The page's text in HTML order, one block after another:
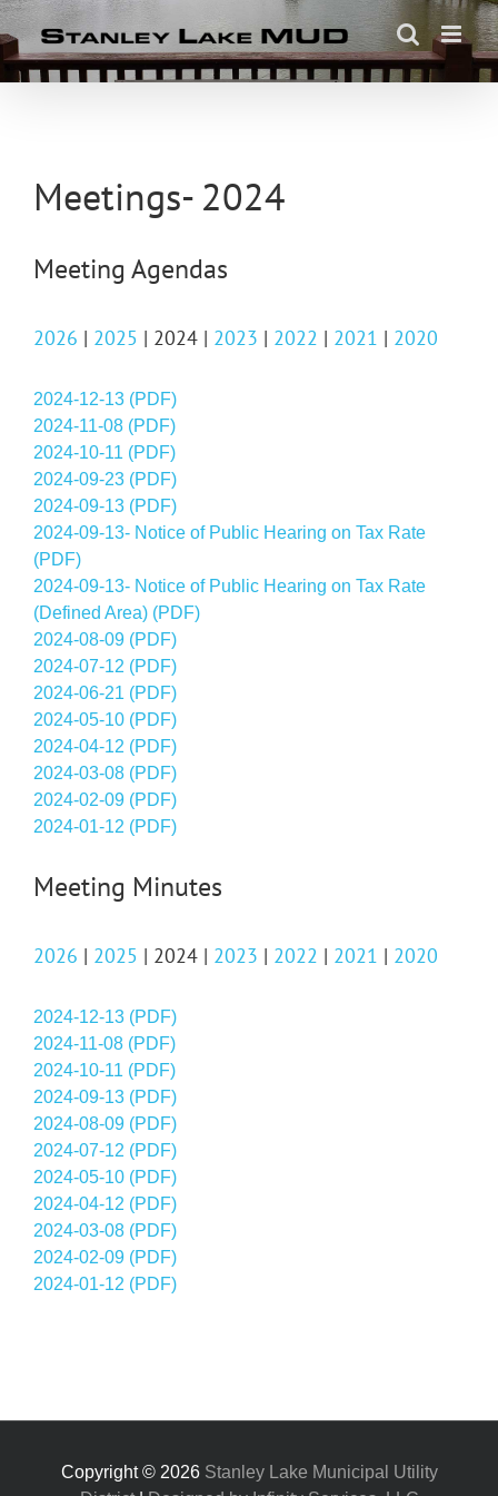
Skip
to
content
Meetings- 2024
Meeting Agendas
2026 | 2025 | 2024 | 2023 | 2022 | 2021 | 2020
2024-12-13 (PDF)
2024-11-08 (PDF)
2024-10-11 (PDF)
2024-09-23 (PDF)
2024-09-13 (PDF)
2024-09-13- Notice of Public Hearing on Tax Rate
(PDF)
2024-09-13- Notice of Public Hearing on Tax Rate
(Defined Area) (PDF)
2024-08-09 (PDF)
2024-07-12 (PDF)
2024-06-21 (PDF)
2024-05-10 (PDF)
2024-04-12 (PDF)
2024-03-08 (PDF)
2024-02-09 (PDF)
2024-01-12 (PDF)
Meeting Minutes
2026 | 2025 | 2024 | 2023 | 2022 | 2021 | 2020
2024-12-13 (PDF)
2024-11-08 (PDF)
2024-10-11 (PDF)
2024-09-13 (PDF)
2024-08-09 (PDF)
2024-07-12 (PDF)
2024-05-10 (PDF)
2024-04-12 (PDF)
2024-03-08 (PDF)
2024-02-09 (PDF)
2024-01-12 (PDF)
Copyright © 2026 Stanley Lake Municipal Utility